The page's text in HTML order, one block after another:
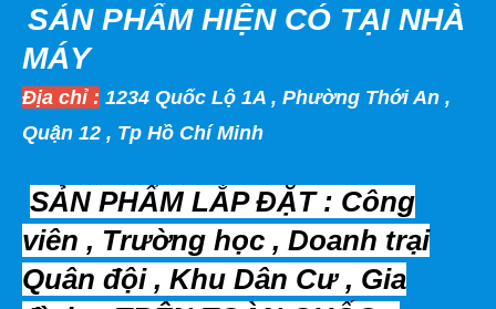
SẢN PHẨM HIỆNCÓ TẠI NHÀ
MÁY
Địa chỉ : 1234 Quốc Lộ 1A , Phường Thới An ,
Quận 12 , Tp Hồ Chí Minh
SẢN PHẨM LẮP ĐẶT : Công
viên , Trường học , Doanh trại
Quân đội , Khu Dân Cư , Gia